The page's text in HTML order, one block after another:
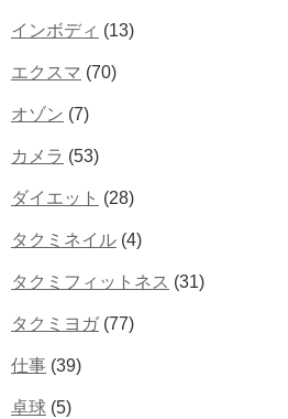
インボディ (13)
エクスマ (70)
オゾン (7)
カメラ (53)
ダイエット (28)
タクミネイル (4)
タクミフィットネス (31)
タクミヨガ(77)
仕事 (39)
卓球 (5)